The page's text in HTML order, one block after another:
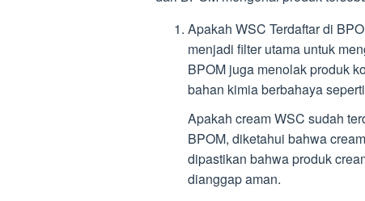
Apakah WSC Terdaftar di
menjadi filter utama untuk
BPOM juga menolak produk
bahan kimia berbahaya
Apakah cream WSC sudah
BPOM, diketahui bahwa
dipastikan bahwa produk
dianggap aman.